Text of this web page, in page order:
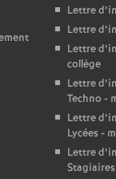
Lettre
Lettre
Lettre
collège
Lettre
Techno -
Lettre
Lycées -
Lettre